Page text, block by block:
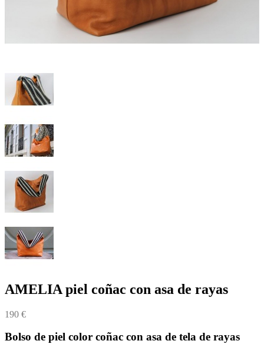
AMELIA piel coñac con asa de rayas
190 €
Bolso de piel color coñac con asa de tela de rayas